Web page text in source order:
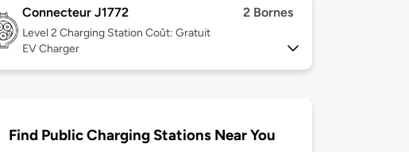
Connecteur J1772 2 Bornes
Level 2 Charging Station Coût: Gratuit
EV Charger
Find Public Charging Stations Near You